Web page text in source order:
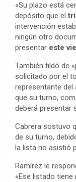
«Su plazo está
depósito que el
intervención
ningún otro
presentar este
También tildó de
solicitado por el
representante del
que su turno,
deberá presentar
Cabrera sostuvo
de su turno,
la lista no asistió
Ramírez le
«Ese listado